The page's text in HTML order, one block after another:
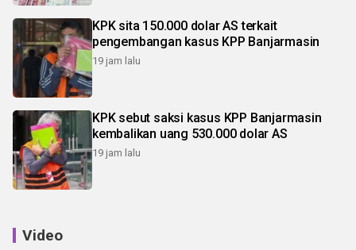
KPK sita 150.000 dolar AS terkait
pengembangan kasus KPP Banjarmasin
19 jam lalu
KPK sebut saksi kasus KPP Banjarmasin
kembalikan uang 530.000 dolar AS
19 jam lalu
Video